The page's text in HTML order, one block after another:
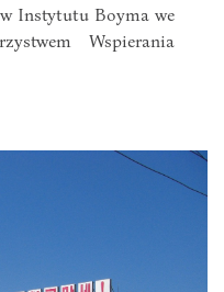
Instytutu Boyma we
Wspierania